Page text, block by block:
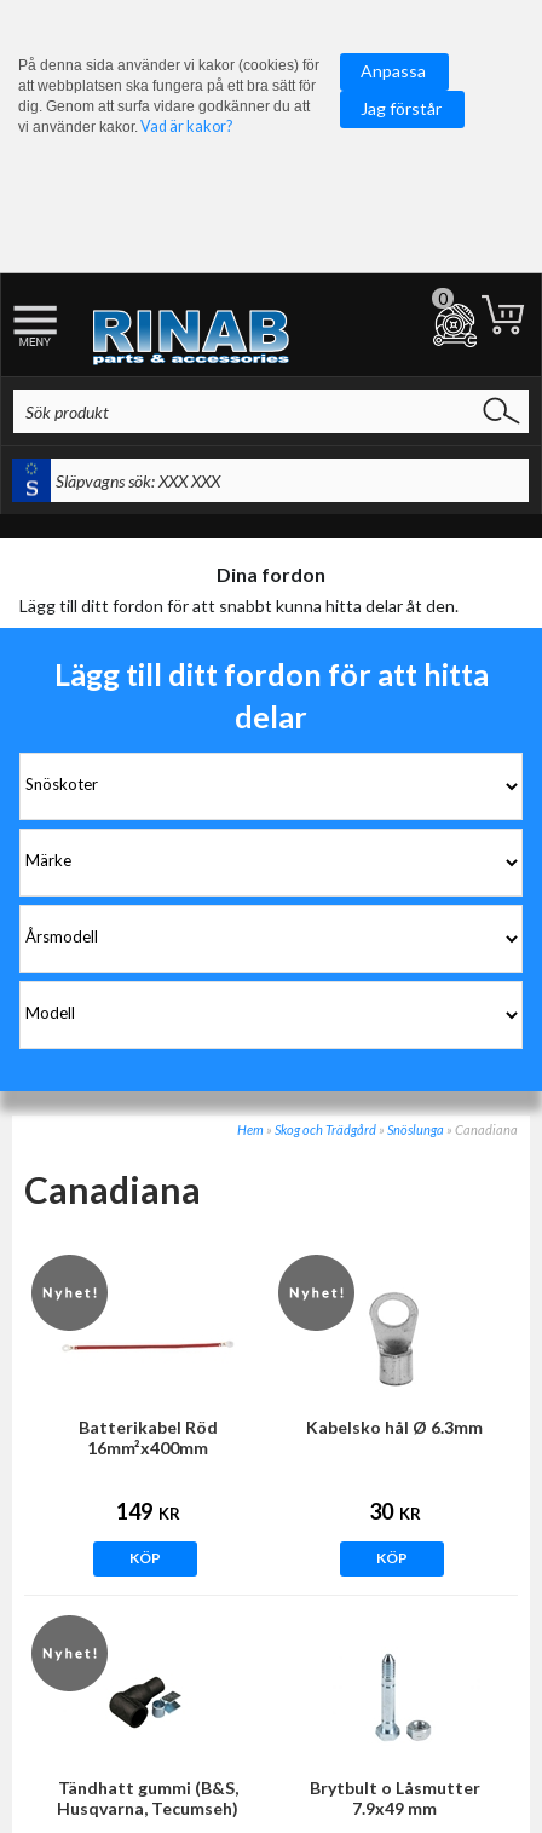
På denna sida använder vi kakor (cookies) för
att webbplatsen ska fungera på ett bra sätt för
dig. Genom att surfa vidare godkänner du att
vi använder kakor.Vad är kakor?
Anpassa
Jag förstår
0
Dina fordon
Lägg till ditt fordon för att snabbt kunna hitta delar åt den.
Lägg till ditt fordon för att hitta
delar
Hem » Skog och Trädgård » Snöslunga » Canadiana
Canadiana
Batterikabel Röd
16mm²x400mm
149 KR
KÖP
Kabelsko hål Ø 6.3mm
30 KR
KÖP
Tändhatt gummi (B&S,
Husqvarna, Tecumseh)
Brytbult o Låsmutter
7.9x49 mm